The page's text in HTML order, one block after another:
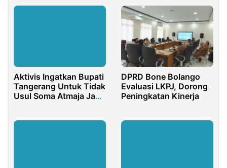
Dipertaruhkan
Aktivis Ingatkan Bupati
Tangerang Untuk Tidak
Usul Soma Atmaja Jadi
DPRD Bone Bolango
Evaluasi LKPJ, Dorong
Peningkatan Kinerja